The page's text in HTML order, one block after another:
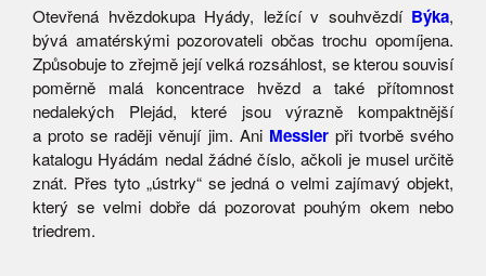
Otevřená hvězdokupa Hyády, ležící v souhvězdí Býka,
bývá amatérskými pozorovateli občas trochu opomíjena.
Způsobuje to zřejmě její velká rozsáhlost, se kterou souvisí
poměrně malá koncentrace hvězd a také přítomnost
nedalekých Plejád, které jsou výrazně kompaktnější
a proto se raději věnují jim. Ani Messierpři tvorbě svého
katalogu Hyádám nedal žádné číslo, ačkoli je musel určitě
znát. Přes tyto „ústrky“ se jedná o velmi zajímavý objekt,
který se velmi dobře dá pozorovat pouhým okem nebo
triedrem.